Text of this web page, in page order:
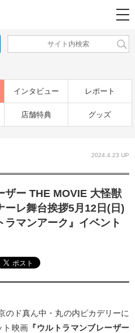
インタビュー レポート
店舗特典 グッズ
2024.4.23 UP
ザー THE MOVIE 大怪獣
ーレ舞台挨拶5月12日(日)
マンアーク』イベント
のド真ん中・丸の内ピカデリーに
ト映画 『ウルトラマンブレーザー